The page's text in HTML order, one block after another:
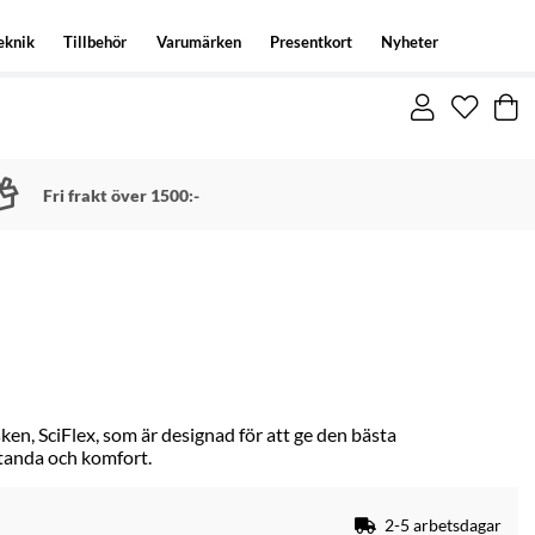
Tillbehör Varumärken Presentkort Nyheter
Fri frakt över 1500:-
SciFlex, som är designad för att ge den bästa
och komfort.
2-5 arbetsdagar